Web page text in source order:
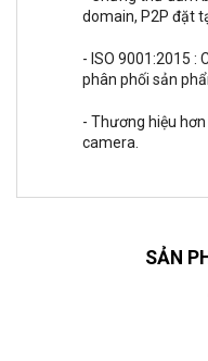
domain, P2P đặt
- ISO 9001:2015 :
phân phối sản
- Thương hiệu
camera.
SẢN